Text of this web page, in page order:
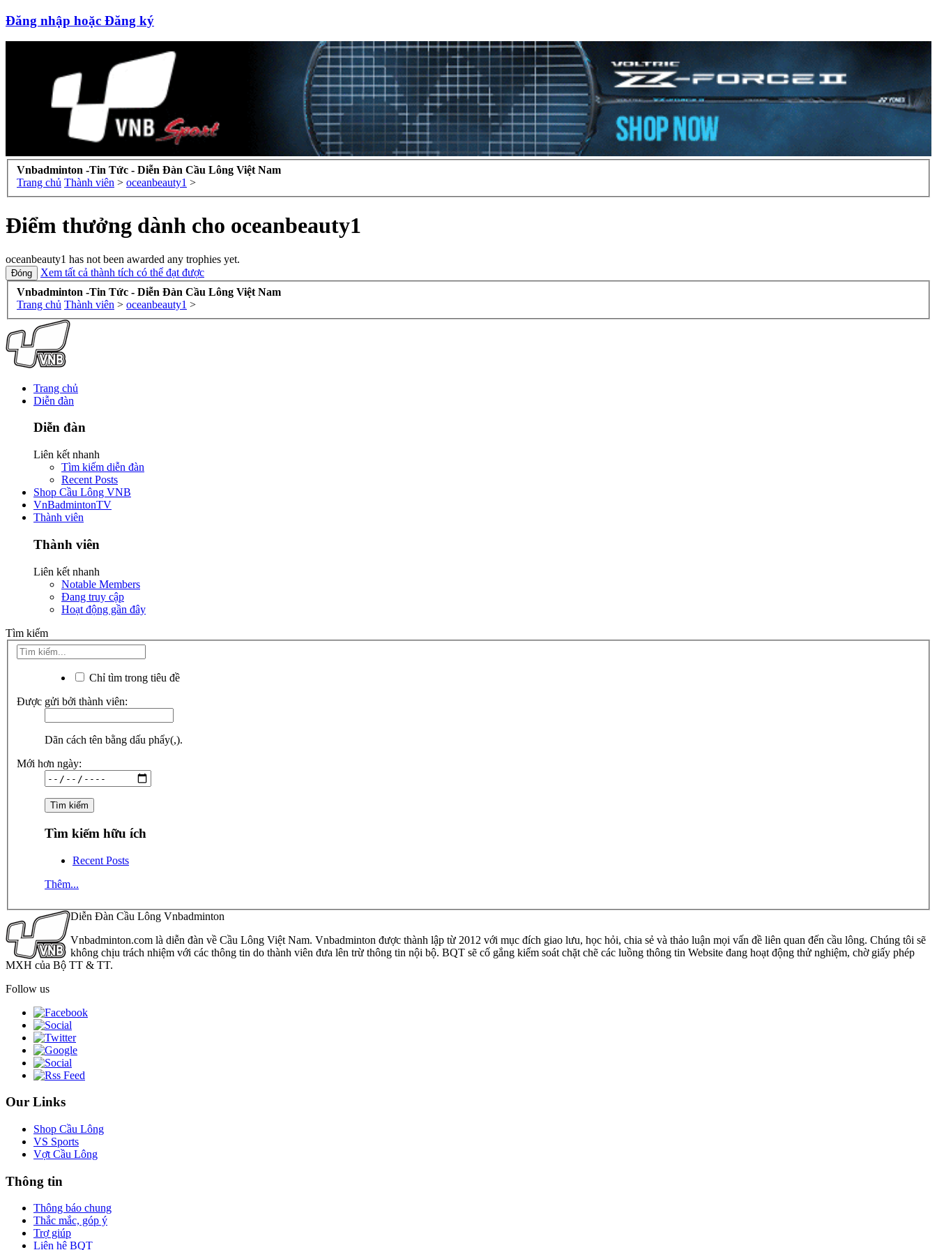
Đăng nhập hoặc Đăng ký
Vnbadminton -Tin Tức - Diễn Đàn Cầu Lông Việt Nam
Trang chủ Thành viên > oceanbeauty1 >
Điểm thưởng dành cho oceanbeauty1
oceanbeauty1 has not been awarded any trophies yet.
Xem tất cả thành tích có thể đạt được
Vnbadminton -Tin Tức - Diễn Đàn Cầu Lông Việt Nam
Trang chủ Thành viên > oceanbeauty1 >
Trang chủ
Diễn đàn
Diễn đàn
Liên kết nhanh
Tìm kiếm diễn đàn
Recent Posts
Shop Cầu Lông VNB
VnBadmintonTV
Thành viên
Thành viên
Liên kết nhanh
Notable Members
Đang truy cập
Hoạt động gần đây
Tìm kiếm
Chỉ tìm trong tiêu đề
Được gửi bởi thành viên:
Dãn cách tên bằng dấu phẩy(,).
Mới hơn ngày:
Tìm kiếm hữu ích
Recent Posts
Thêm...
Diễn Đàn Cầu Lông Vnbadminton
Vnbadminton.com là diễn đàn về Cầu Lông Việt Nam. Vnbadminton được thành lập từ 2012 với mục đích giao lưu, học hỏi, chia sẻ và thảo luận mọi vấn đề liên quan đến cầu lông. Chúng tôi sẽ
không chịu trách nhiệm với các thông tin do thành viên đưa lên trừ thông tin nội bộ. BQT sẽ cố gắng kiểm soát chặt chẽ các luồng thông tin Website đang hoạt động thử nghiệm, chờ giấy phép
MXH của Bộ TT & TT.
Follow us
Our Links
Shop Cầu Lông
VS Sports
Vợt Cầu Lông
Thông tin
Thông báo chung
Thắc mắc, góp ý
Trợ giúp
Liên hệ BQT